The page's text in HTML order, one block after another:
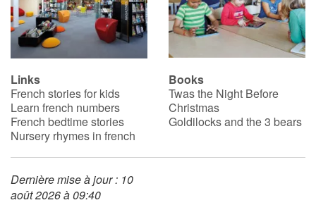
Links
French stories for kids
Learn french numbers
French bedtime stories
Nursery rhymes in french
Books
Twas the Night Before
Christmas
Goldilocks and the 3 bears
Dernière mise à jour : 10
août 2026 à 09:40